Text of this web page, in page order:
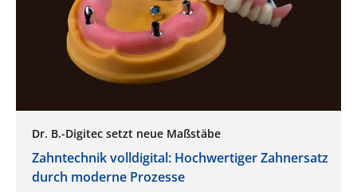
Dr. B.-Digitec setzt neue Maßstäbe
Zahntechnik volldigital: Hochwertiger Zahnersatz
durch moderne Prozesse